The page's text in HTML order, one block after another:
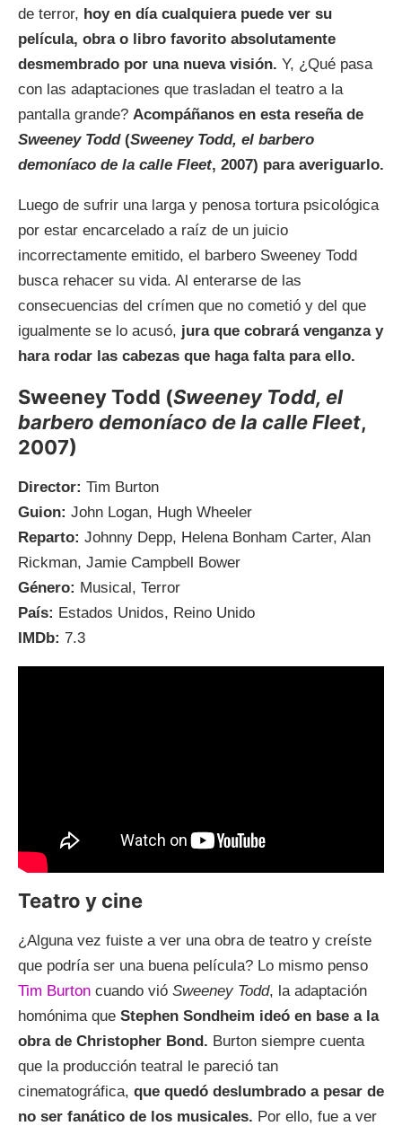
de terror, hoy en día cualquiera puede ver su
película, obra o libro favorito absolutamente
desmembrado por una nueva visión. Y, ¿Qué pasa
con las adaptaciones que trasladan el teatro a la
pantalla grande? Acompáñanos en esta reseña de
Sweeney Todd(Sweeney Todd, el barbero
demoníaco de la calle Fleet, 2007) para averiguarlo.
Luego de sufrir una larga y penosa tortura psicológica
por estar encarcelado a raíz de un juicio
incorrectamente emitido, el barbero Sweeney Todd
busca rehacer su vida. Al enterarse de las
consecuencias del crímen que no cometió y del que
igualmente se lo acusó, jura que cobrará venganza y
hara rodar las cabezas que haga falta para ello.
Sweeney Todd (Sweeney Todd, el
barbero demoníaco de la calle Fleet,
2007)
Director: Tim Burton
Guion: John Logan, Hugh Wheeler
Reparto: Johnny Depp, Helena Bonham Carter, Alan
Rickman, Jamie Campbell Bower
Género: Musical, Terror
País: Estados Unidos, Reino Unido
IMDb: 7.3
Teatro y cine
¿Alguna vez fuiste a ver una obra de teatro y creíste
que podría ser una buena película? Lo mismo penso
Tim Burton cuando vió Sweeney Todd, la adaptación
homónima que Stephen Sondheim ideó en base a la
obra de Christopher Bond. Burton siempre cuenta
que la producción teatral le pareció tan
cinematográfica, que quedó deslumbrado a pesar de
no ser fanático de los musicales. Por ello, fue a ver